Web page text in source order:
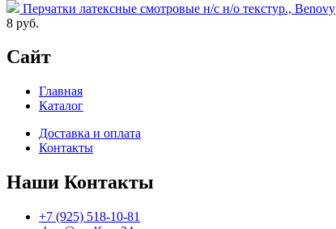
Перчатки латексные смотровые н/с н/о текстур., Benovy
8 руб.
Сайт
Главная
Каталог
Доставка и оплата
Контакты
Наши Контакты
+7 (925) 518-10-81